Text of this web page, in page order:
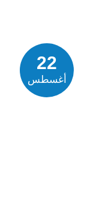
22
أغسطس